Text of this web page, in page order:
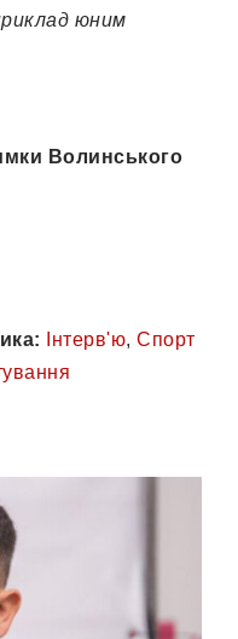
юним
Волинського
Інтерв'ю, Спорт